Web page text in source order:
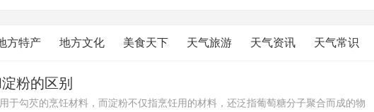
方特产 地方文化 美食天下 天气旅游 天气资讯 天气常识
粉的区别
于勾芡的烹饪材料，而淀粉不仅指烹饪用的材料，还泛指葡萄糖分子聚合而成的物